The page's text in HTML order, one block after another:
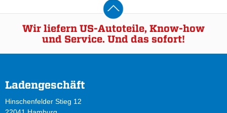
Wir liefern US-Autoteile, Know-how
und Service. Und das sofort!
Ladengeschäft
Hinschenfelder Stieg 12